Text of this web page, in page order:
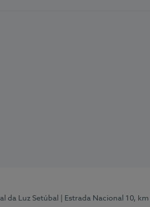
da Luz Setúbal | Estrada Nacional 10,